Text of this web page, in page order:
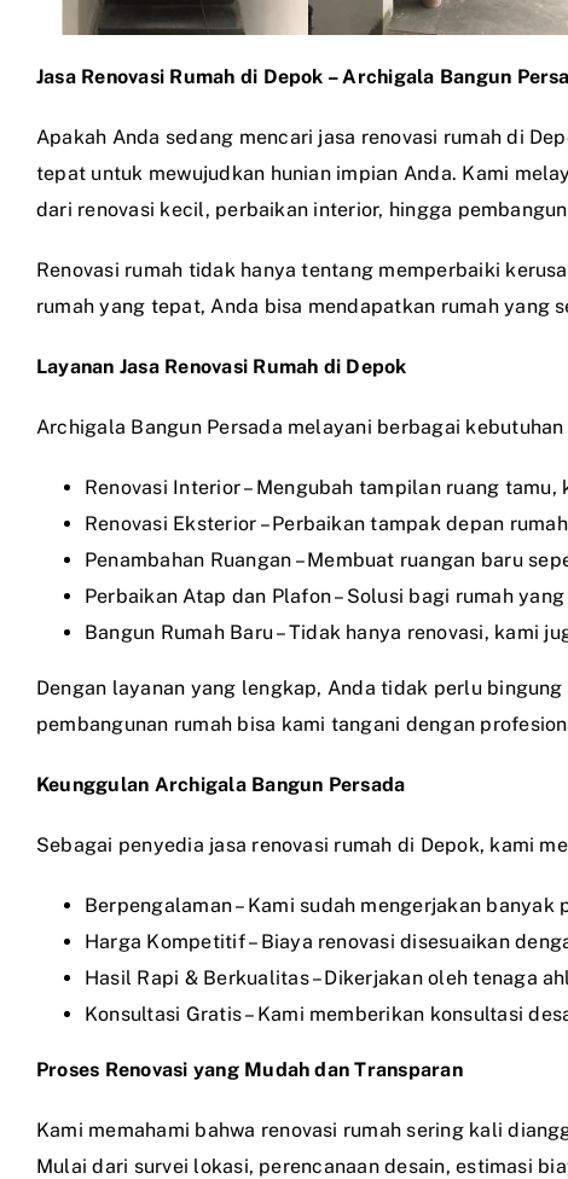
Jasa Renovasi Rumah di Depok – Archigala Bangun
Apakah Anda sedang mencari jasa renovasi rumah di
tepat untuk mewujudkan hunian impian Anda. Kami
dari renovasi kecil, perbaikan interior, hingga
Renovasi rumah tidak hanya tentang memperbaiki
rumah yang tepat, Anda bisa mendapatkan rumah yang
Layanan Jasa Renovasi Rumah di Depok
Archigala Bangun Persada melayani berbagai
Renovasi Interior – Mengubah tampilan ruang
Renovasi Eksterior – Perbaikan tampak depan
Penambahan Ruangan – Membuat ruangan baru
Perbaikan Atap dan Plafon – Solusi bagi rumah
Bangun Rumah Baru – Tidak hanya renovasi, kami
Dengan layanan yang lengkap, Anda tidak perlu
pembangunan rumah bisa kami tangani dengan
Keunggulan Archigala Bangun Persada
Sebagai penyedia jasa renovasi rumah di Depok, kami
Berpengalaman – Kami sudah mengerjakan
Harga Kompetitif – Biaya renovasi disesuaikan
Hasil Rapi & Berkualitas – Dikerjakan oleh tenaga
Konsultasi Gratis – Kami memberikan konsultasi
Proses Renovasi yang Mudah dan Transparan
Kami memahami bahwa renovasi rumah sering kali
Mulai dari survei lokasi, perencanaan desain, estimasi